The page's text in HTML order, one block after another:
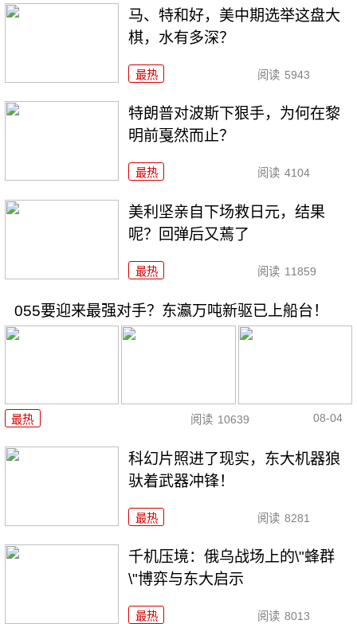
马、特和好，美中期选举这盘大
棋，水有多深？
最热 阅读 5943
特朗普对波斯下狠手，为何在黎
明前戛然而止？
最热 阅读 4104
美利坚亲自下场救日元，结果
呢？回弹后又蔫了
最热 阅读 11859
055要迎来最强对手？东瀛万吨新驱已上船台！
最热 阅读 10639 08-04
科幻片照进了现实，东大机器狼
驮着武器冲锋！
最热 阅读 8281
千机压境：俄乌战场上的\"蜂群
\"博弈与东大启示
最热 阅读 8013